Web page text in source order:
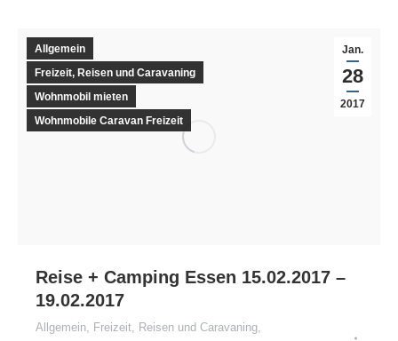
Jan.
28
2017
Allgemein
Freizeit, Reisen und Caravaning
Wohnmobil mieten
Wohnmobile Caravan Freizeit
Reise + Camping Essen 15.02.2017 –
19.02.2017
Allgemein Freizeit, Reisen und Caravaning